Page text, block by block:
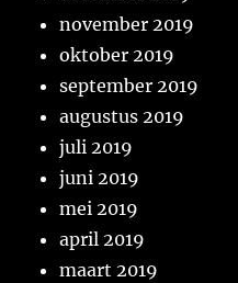
november 2019
oktober 2019
september 2019
augustus 2019
juli 2019
juni 2019
mei 2019
april 2019
maart 2019